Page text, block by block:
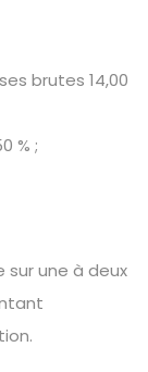
brutes 14,00
% ;
sur une à deux